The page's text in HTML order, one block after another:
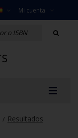
Mi cuenta
/ Resultados